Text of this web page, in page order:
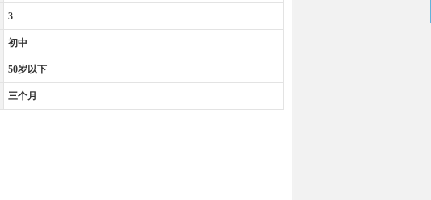
3
初中
50岁以下
三个月